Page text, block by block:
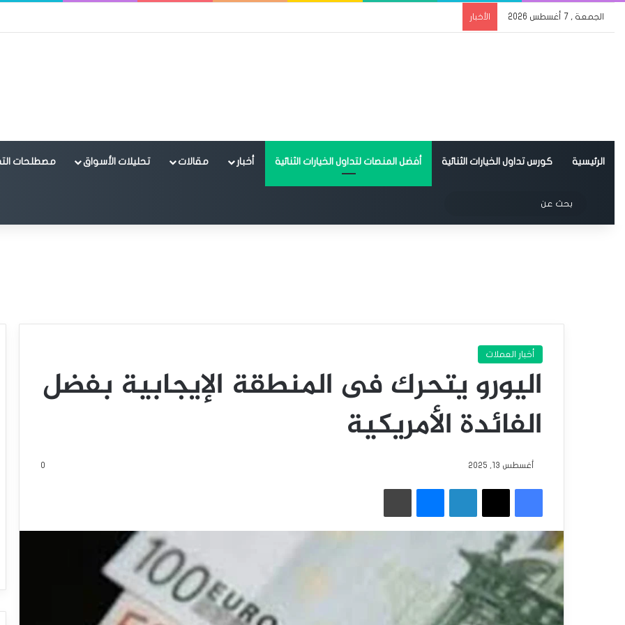
الجمعة , 7 أغسطس 2026 الأخبار
الرئيسية كورس تداول الخيارات الثنائية أفضل المنصات لتداول الخيارات الثنائية أخبار مقالات تحليلات الأسواق مصطلحات
الوضع المظلم
عن
أخبار العملات
اليورو يتحرك فى المنطقة الإيجابية بفضل
الفائدة الأمريكية
أغسطس 13, 2025 0
فيسبوك
‫X لينكدإن ماسنجر طباعة